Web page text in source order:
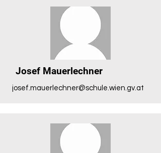
Josef Mauerlechner
josef.mauerlechner@schule.wien.gv.at